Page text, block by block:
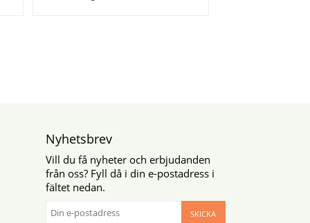
Nyhetsbrev
Vill du få nyheter och erbjudanden
från oss? Fyll då i din e-postadress i
fältet nedan.
SKICKA